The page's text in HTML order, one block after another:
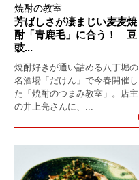
焼酎の教室
芳ばしさが凄まじい麦麦焼
酎「青鹿毛」に合う！ 豆
豉...
焼酎好きが通い詰める八丁堀の
名酒場「だけん」で今春開催し
た「焼酎のつまみ教室」。店主
の井上亮さんに、...